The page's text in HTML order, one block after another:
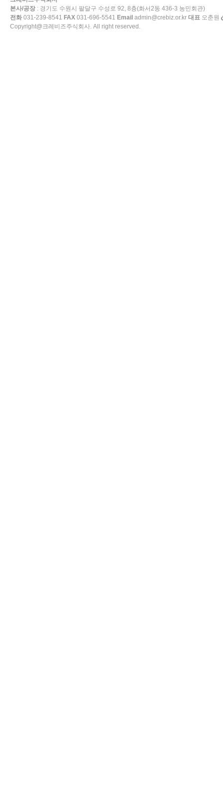
본사/공장 : 경기도 수원시 팔달구 수성로 92, 8층(화서2동 436-3 농민회관)
전화 031-239-8541 FAX 031-696-5541 Email admin@crebiz.or.kr 대표 오춘원
Copyright@크레비즈주식회사. All right reserved.